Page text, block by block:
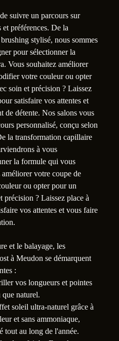
1
suivre un parcours sur
et préférences. De la
stylisé, nous sommes
pour sélectionner la
Vous souhaitez améliorer
votre couleur ou opter
soin et précision ? Laissez
satisfaire vos attentes et
de détente. Nos salons vous
personnalisé, conçu selon
la transformation capillaire
à vous
la formule qui vous
votre coupe de
ou opter pour un
précision ? Laissez place à
vos attentes et vous faire
et le balayage, les
à Meudon se démarquent
:
vos longueurs et pointes
naturel.
soleil ultra-naturel grâce à
et sans ammoniaque,
tout au long de l'année.